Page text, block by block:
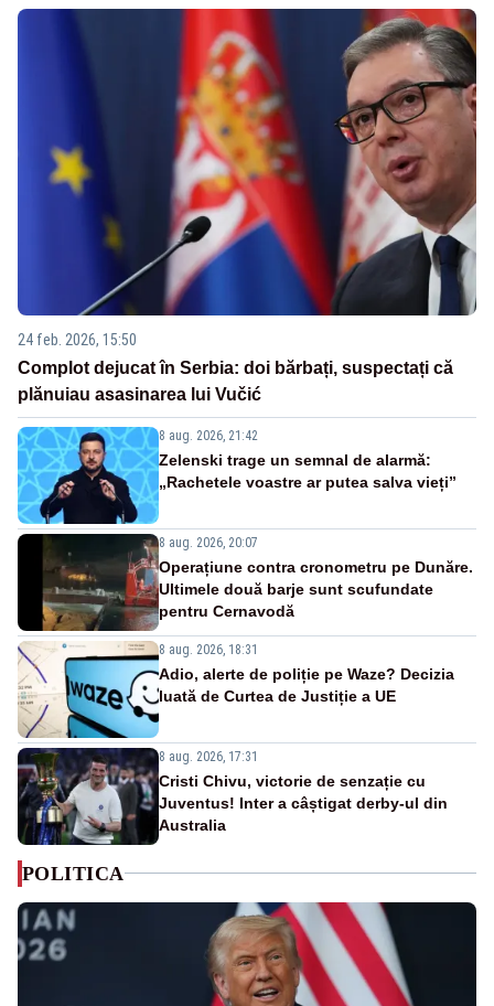
24 feb. 2026, 15:50
Complot dejucat în Serbia: doi bărbați, suspectați că
plănuiau asasinarea lui Vučić
8 aug. 2026, 21:42
Zelenski trage un semnal de alarmă:
„Rachetele voastre ar putea salva vieți”
8 aug. 2026, 20:07
Operațiune contra cronometru pe Dunăre.
Ultimele două barje sunt scufundate
pentru Cernavodă
8 aug. 2026, 18:31
Adio, alerte de poliție pe Waze? Decizia
luată de Curtea de Justiție a UE
8 aug. 2026, 17:31
Cristi Chivu, victorie de senzație cu
Juventus! Inter a câștigat derby-ul din
Australia
POLITICA